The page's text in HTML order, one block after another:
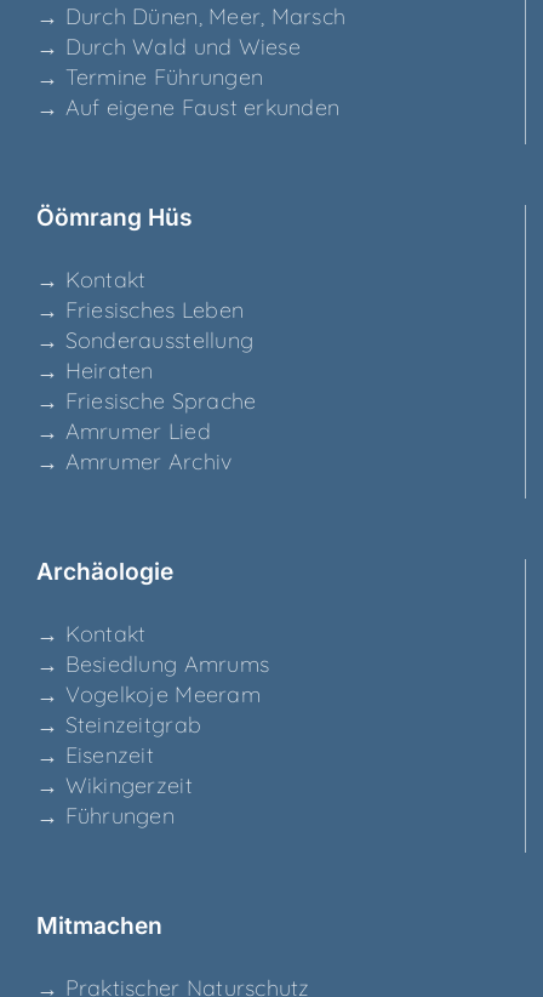
→ Durch Dünen, Meer, Marsch
→ Durch Wald und Wiese
→ Ter­mi­ne Führungen
→ Auf eige­ne Faust erkunden
Ööm­rang Hüs
→ Kon­takt
→ Frie­si­sches Leben
→ Son­der­aus­stel­lung
→ Hei­ra­ten
→ Frie­si­sche Sprache
→ Amru­mer Lied
→ Amru­mer Archiv
Archäo­lo­gie
→ Kon­takt
→ Besied­lung Amrums
→ Vogel­ko­je Meeram
→ Stein­zeit­grab
→ Eisen­zeit
→ Wikin­ger­zeit
→ Füh­run­gen
Mit­ma­chen
→ Prak­ti­scher Naturschutz